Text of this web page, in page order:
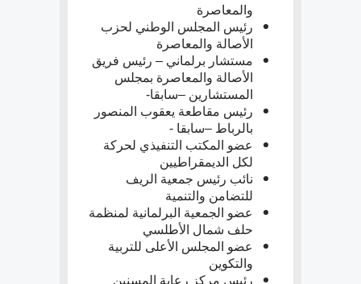
والمعاصرة
رئيس المجلس الوطني لحزب
الأصالة والمعاصرة
مستشار برلماني – رئيس فريق
الأصالة والمعاصرة بمجلس
المستشارين –سابقا-
رئيس مقاطعة يعقوب المنصور
بالرباط –سابقا -
عضو المكتب التنفيذي لحركة
لكل الديمقراطيين
نائب رئيس جمعية الريف
للتضامن والتنمية
عضو الجمعية البرلمانية لمنظمة
حلف شمال الأطلسي
عضو المجلس الأعلى للتربية
والتكوين
رئيس مركز رعاية المسنين